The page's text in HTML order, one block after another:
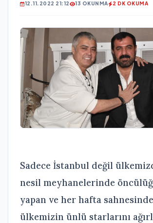
12.11.2022 21:12 13 OKUNMA 2 DK OKUMA
Sadece İstanbul değil
nesil meyhanelerinde
yapan ve her hafta sahnesinde
ülkemizin ünlü starlarını